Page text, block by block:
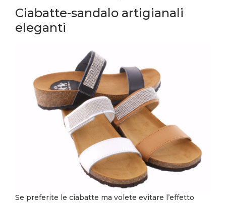
Ciabatte-sandalo artigianali
eleganti
Se preferite le ciabatte ma volete evitare l’effetto